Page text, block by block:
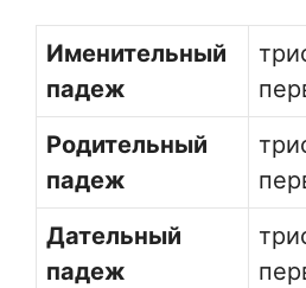
Именительный
падеж
Родительный
падеж
Дательный
падеж